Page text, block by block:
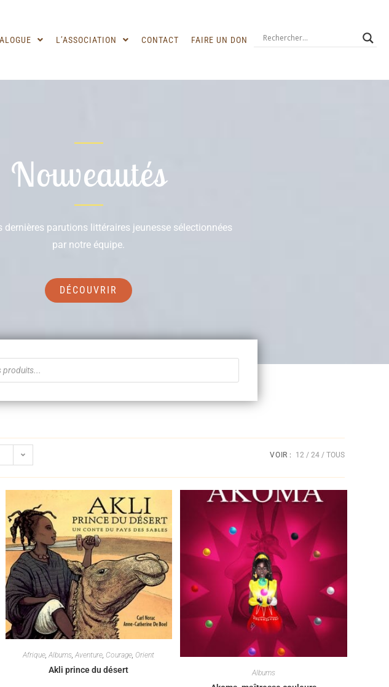
L’ASSOCIATION CONTACT FAIRE UN DON
Nouveautés
dernières parutions littéraires jeunesse sélectionnées
par notre équipe.
DÉCOUVRIR
VOIR : 12 24 TOUS
Afrique ,Albums ,Aventure Courage ,Orient
Akli prince du désert Albums